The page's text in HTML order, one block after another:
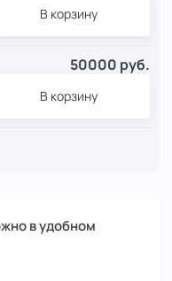
В корзину
50000 руб.
В корзину
в удобном